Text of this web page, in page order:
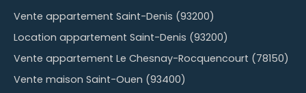
Vente appartement Saint-Denis (93200)
Location appartement Saint-Denis (93200)
Vente appartement Le Chesnay-Rocquencourt (78150)
Vente maison Saint-Ouen (93400)